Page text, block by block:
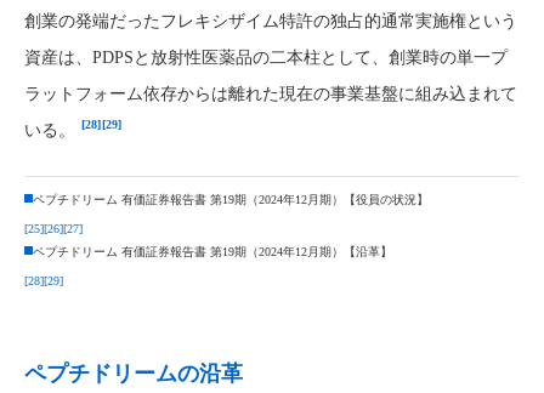
創業の発端だったフレキシザイム特許の独占的通常実施権という
資産は、PDPSと放射性医薬品の二本柱として、創業時の単一プ
ラットフォーム依存からは離れた現在の事業基盤に組み込まれて
いる。
[28][29]
ペプチドリーム 有価証券報告書 第19期（2024年12月期）【役員の状況】
[25][26][27]
ペプチドリーム 有価証券報告書 第19期（2024年12月期）【沿革】
[28][29]
ペプチドリームの沿革